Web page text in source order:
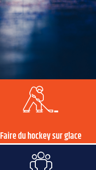
Faire du hockey sur glace